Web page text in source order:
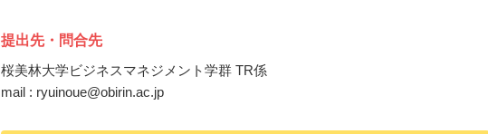
提出先・問合先
桜美林大学ビジネスマネジメント学群 TR係
mail : ryuinoue@obirin.ac.jp